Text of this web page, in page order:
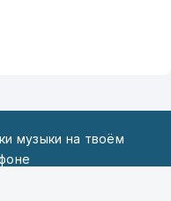
музыки на твоём